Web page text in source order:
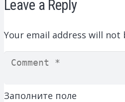
Leave a Reply
Your email address will not
Заполните поле